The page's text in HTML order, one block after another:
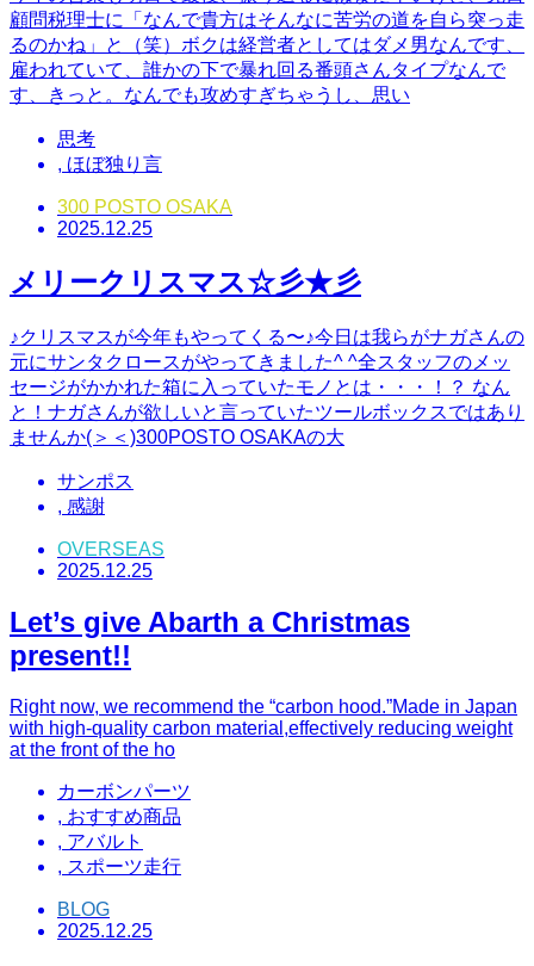
顧問税理士に「なんで貴方はそんなに苦労の道を自ら突っ走
るのかね」と（笑）ボクは経営者としてはダメ男なんです、
雇われていて、誰かの下で暴れ回る番頭さんタイプなんで
す、きっと。なんでも攻めすぎちゃうし、思い
思考
, ほぼ独り言
300 POSTO OSAKA
2025.12.25
メリークリスマス☆彡★彡
♪クリスマスが今年もやってくる〜♪今日は我らがナガさんの
元にサンタクロースがやってきました^ ^全スタッフのメッ
セージがかかれた箱に入っていたモノとは・・・！？ なん
と！ナガさんが欲しいと言っていたツールボックスではあり
ませんか(＞＜)300POSTO OSAKAの大
サンポス
, 感謝
OVERSEAS
2025.12.25
Let’s give Abarth a Christmas
present!!
Right now, we recommend the “carbon hood.”Made in Japan
with high-quality carbon material,effectively reducing weight
at the front of the ho
カーボンパーツ
, おすすめ商品
, アバルト
, スポーツ走行
BLOG
2025.12.25